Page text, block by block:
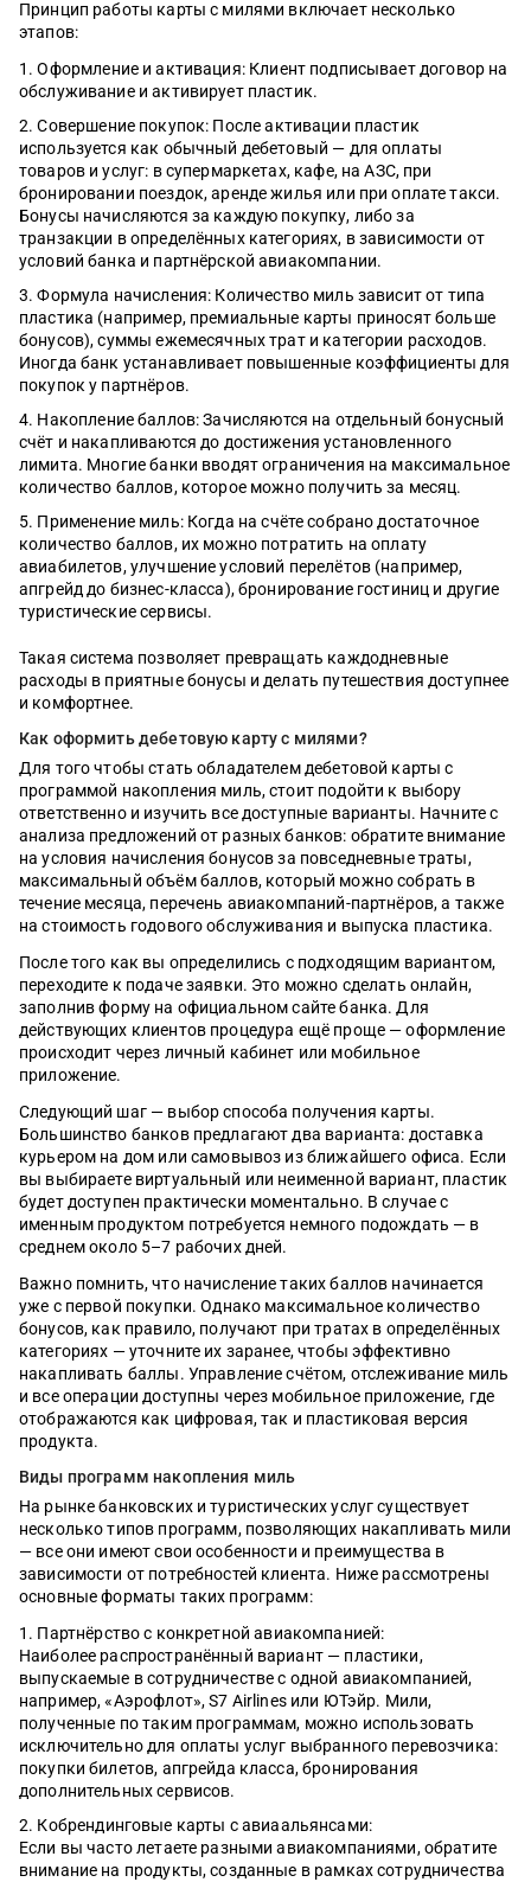
Принцип работы карты с милями включает несколько
этапов:
Оформление и активация: Клиент подписывает договор на
обслуживание и активирует пластик.
Совершение покупок: После активации пластик
используется как обычный дебетовый — для оплаты
товаров и услуг: в супермаркетах, кафе, на АЗС, при
бронировании поездок, аренде жилья или при оплате такси.
Бонусы начисляются за каждую покупку, либо за
транзакции в определённых категориях, в зависимости от
условий банка и партнёрской авиакомпании.
Формула начисления: Количество миль зависит от типа
пластика (например, премиальные карты приносят больше
бонусов), суммы ежемесячных трат и категории расходов.
Иногда банк устанавливает повышенные коэффициенты для
покупок у партнёров.
Накопление баллов: Зачисляются на отдельный бонусный
счёт и накапливаются до достижения установленного
лимита. Многие банки вводят ограничения на максимальное
количество баллов, которое можно получить за месяц.
Применение миль: Когда на счёте собрано достаточное
количество баллов, их можно потратить на оплату
авиабилетов, улучшение условий перелётов (например,
апгрейд до бизнес-класса), бронирование гостиниц и другие
туристические сервисы.
Такая система позволяет превращать каждодневные
расходы в приятные бонусы и делать путешествия доступнее
и комфортнее.
Как оформить дебетовую карту с милями?
Для того чтобы стать обладателем дебетовой карты с
программой накопления миль, стоит подойти к выбору
ответственно и изучить все доступные варианты. Начните с
анализа предложений от разных банков: обратите внимание
на условия начисления бонусов за повседневные траты,
максимальный объём баллов, который можно собрать в
течение месяца, перечень авиакомпаний-партнёров, а также
на стоимость годового обслуживания и выпуска пластика.
После того как вы определились с подходящим вариантом,
переходите к подаче заявки. Это можно сделать онлайн,
заполнив форму на официальном сайте банка. Для
действующих клиентов процедура ещё проще — оформление
происходит через личный кабинет или мобильное
приложение.
Следующий шаг — выбор способа получения карты.
Большинство банков предлагают два варианта: доставка
курьером на дом или самовывоз из ближайшего офиса. Если
вы выбираете виртуальный или неименной вариант, пластик
будет доступен практически моментально. В случае с
именным продуктом потребуется немного подождать — в
среднем около 5–7 рабочих дней.
Важно помнить, что начисление таких баллов начинается
уже с первой покупки. Однако максимальное количество
бонусов, как правило, получают при тратах в определённых
категориях — уточните их заранее, чтобы эффективно
накапливать баллы. Управление счётом, отслеживание миль
и все операции доступны через мобильное приложение, где
отображаются как цифровая, так и пластиковая версия
продукта.
Виды программ накопления миль
На рынке банковских и туристических услуг существует
несколько типов программ, позволяющих накапливать мили
— все они имеют свои особенности и преимущества в
зависимости от потребностей клиента. Ниже рассмотрены
основные форматы таких программ:
Партнёрство с конкретной авиакомпанией:
Наиболее распространённый вариант — пластики,
выпускаемые в сотрудничестве с одной авиакомпанией,
например, «Аэрофлот», S7 Airlines или ЮТэйр. Мили,
полученные по таким программам, можно использовать
исключительно для оплаты услуг выбранного перевозчика:
покупки билетов, апгрейда класса, бронирования
дополнительных сервисов.
Кобрендинговые карты с авиаальянсами:
Если вы часто летаете разными авиакомпаниями, обратите
внимание на продукты, созданные в рамках сотрудничества